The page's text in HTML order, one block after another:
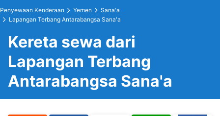
Penyewaan Kenderaan Yemen
Sana'a
Lapangan Terbang Antarabangsa Sana'a
Kereta sewa dari
Lapangan Terbang
Antarabangsa Sana'a